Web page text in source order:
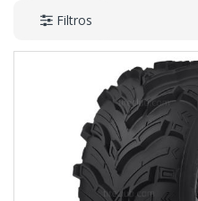
Filtros